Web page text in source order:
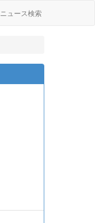
ニュース検索